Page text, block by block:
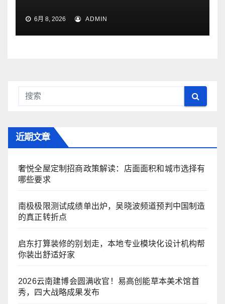
6月 8, 2026 ADMIN
近期文章
奢悦全屋定制招商政策解读：店面面积和城市选择有
哪些要求
南极极限测试成绩单出炉，吴晓波频道预判中国制造
的真正转折点
启东打算装修的别划走，本地专业模块化设计机构帮
你装出舒适好家
2026云南建博会圆满收官！易高创能草本美术馆首
秀，四大战略成果发布